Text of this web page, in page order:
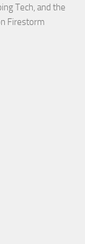
Tech, and the
Firestorm